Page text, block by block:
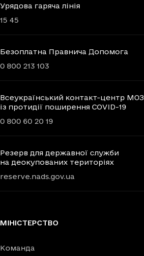
Урядова гаряча лінія
15 45
Безоплатна Правнича Допомога
0 800 213 103
Всеукраїнський контакт-центр МОЗ
із протидії поширення COVID-19
0 800 60 20 19
Резерв для державної служби
на деокупованих територіях
reserve.nads.gov.ua
МІНІСТЕРСТВО
Команда